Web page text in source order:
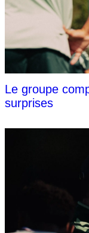
Le groupe
surprises